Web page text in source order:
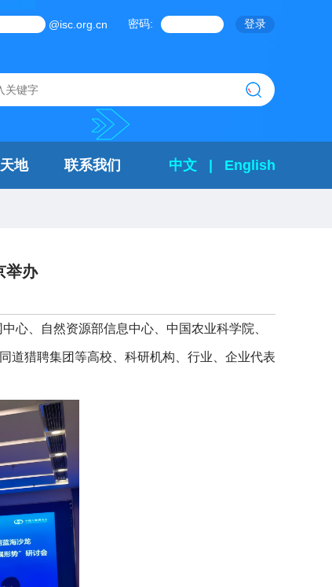
@isc.org.cn 密码:
地 联系我们 中文 English
举办
心、自然资源部信息中心、中国农业科学院、
道猎聘集团等高校、科研机构、行业、企业代表